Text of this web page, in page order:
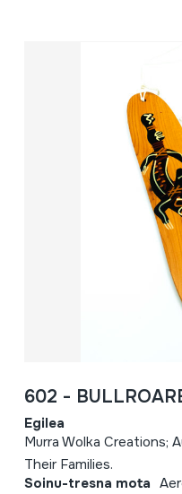
602 -
Egilea
Murra Wolka Creations;
Their Families.
Soinu-tresna mota